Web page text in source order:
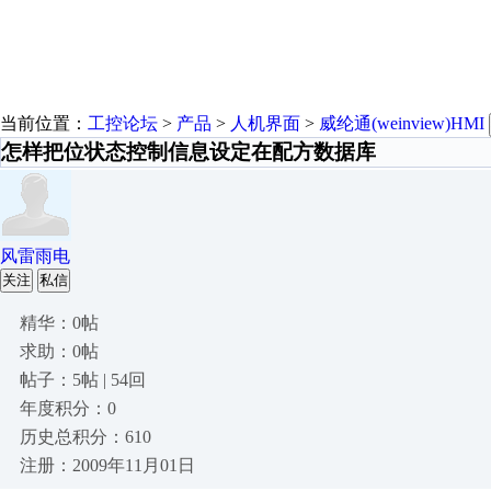
当前位置： 工控论坛 > 产品 > 人机界面 > 威纶通(weinview)HMI
怎样把位状态控制信息设定在配方数据库
风雷雨电
关注 私信
精华：0帖
求助：0帖
帖子：5帖 | 54回
年度积分：0
历史总积分：610
注册：2009年11月01日